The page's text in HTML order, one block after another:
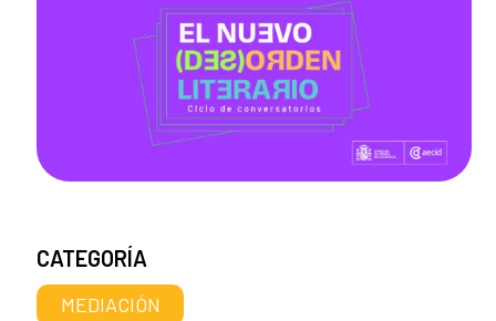
CATEGORÍA
MEDIACIÓN